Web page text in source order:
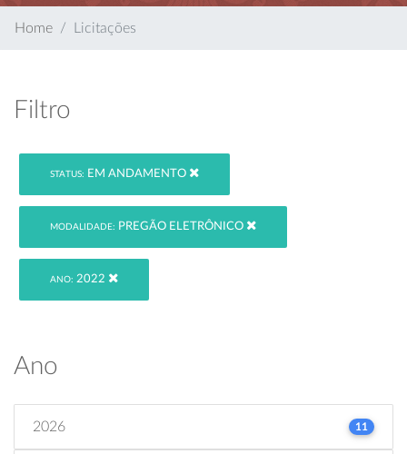
Home Licitações
Filtro
STATUS: EM ANDAMENTO
MODALIDADE: PREGÃO ELETRÔNICO
ANO: 2022
Ano
2026 11